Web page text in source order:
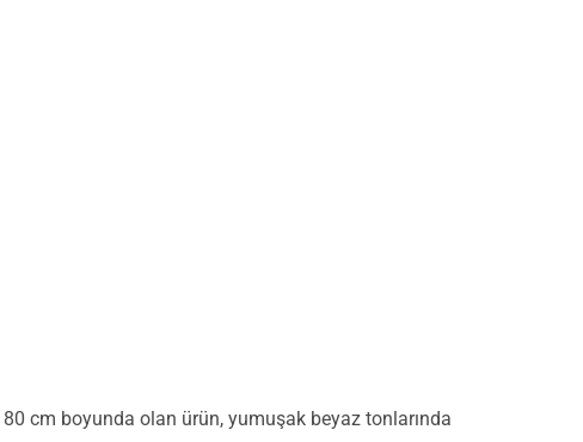
cm boyunda olan ürün, yumuşak beyaz tonlarında